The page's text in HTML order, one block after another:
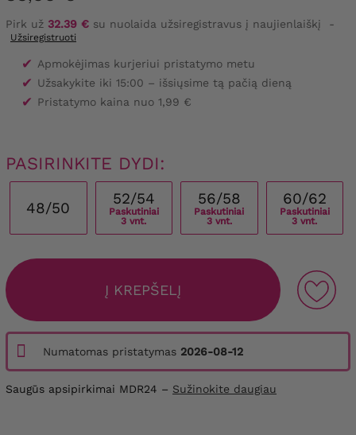
Pirk už 32.39 € su nuolaida užsiregistravus į naujienlaiškį -
Užsiregistruoti
✔ Apmokėjimas kurjeriui pristatymo metu
✔ Užsakykite iki 15:00 – išsiųsime tą pačią dieną
✔ Pristatymo kaina nuo 1,99 €
PASIRINKITE DYDI:
48/50
52/54
Paskutiniai
3 vnt.
56/58
Paskutiniai
3 vnt.
60/62
Paskutiniai
3 vnt.
Į KREPŠELĮ
Numatomas pristatymas 2026-08-12
Saugūs apsipirkimai MDR24 – Sužinokite daugiau